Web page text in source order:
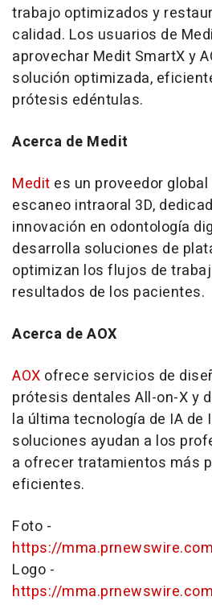
trabajo optimizados y
calidad. Los usuarios de
aprovechar Medit SmartX y
solución optimizada,
prótesis edéntulas.
Acerca de Medit
Medit es un proveedor
escaneo intraoral 3D,
innovación en odontología
desarrolla soluciones de
optimizan los flujos de
resultados de los pacientes.
Acerca de AOX
AOX ofrece servicios de
prótesis dentales All-on-X y
la última tecnología de IA de
soluciones ayudan a los
a ofrecer tratamientos más
eficientes.
Foto -
https://
Logo -
https://